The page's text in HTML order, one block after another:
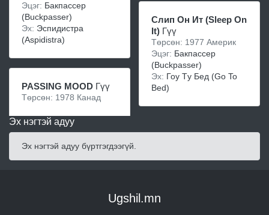
Эцэг: Бакпассер
(Buckpasser)
Эх: Эспидистра
(Aspidistra)
PASSING MOOD Гүү
Төрсөн: 1978 Канад
Слип Oн Ит (Sleep On
It) Гүү
Төрсөн: 1977 Америк
Эцэг: Бакпаccеp
(Buckpasser)
Эх: Гоу Tу Бeд (Go To
Bed)
Эх нэгтэй адуу
Эх нэгтэй адуу бүртгэгдээгүй.
Ugshil.mn